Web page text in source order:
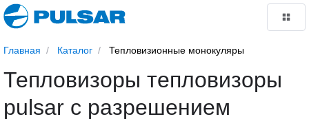
Главная Каталог Тепловизионные монокуляры
Тепловизоры тепловизоры
pulsar с разрешением